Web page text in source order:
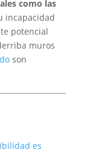
como las
incapacidad
potencial
muros
son
es